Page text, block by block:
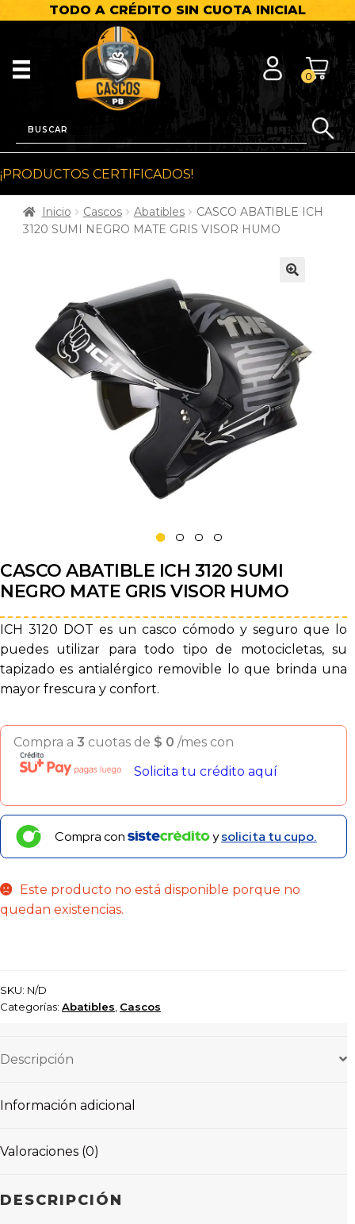
TODO A CRÉDITO SIN CUOTA INICIAL
0
¡PRODUCTOS CERTIFICADOS!
Inicio Cascos Abatibles
CASCO ABATIBLE ICH
3120 SUMI NEGRO MATE GRIS VISOR HUMO
CASCO ABATIBLE ICH 3120 SUMI
NEGRO MATE GRIS VISOR HUMO
ICH 3120 DOT es un casco cómodo y seguro que lo
puedes utilizar para todo tipo de motocicletas, su
tapizado es antialérgico removible lo que brinda una
mayor frescura y confort.
Compra a 3 cuotas de $ 0 /mes con
Solicita tu crédito aquí
Compra con ysolicita tu cupo.
Este producto no está disponible porque no
quedan existencias.
SKU: N/D
Categorías: Abatibles Cascos
Descripción
Información adicional
Valoraciones (0)
DESCRIPCIÓN